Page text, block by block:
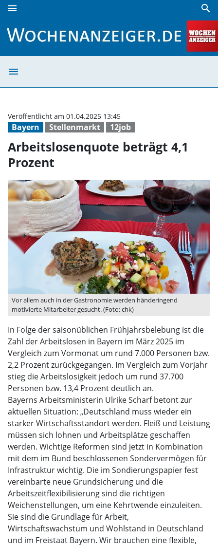
menu search
menu
Bayern Stellenmarkt 12job
Veröffentlicht am 01.04.2025 13:45
Arbeitslosenquote beträgt 4,1
Prozent
Vor allem auch in der Gastronomie werden händeringend
motivierte Mitarbeiter gesucht. (Foto: chk)
In Folge der saisonüblichen Frühjahrsbelebung ist die
Zahl der Arbeitslosen in Bayern im März 2025 im
Vergleich zum Vormonat um rund 7.000 Personen bzw.
2,2 Prozent zurückgegangen. Im Vergleich zum Vorjahr
stieg die Arbeitslosigkeit jedoch um rund 37.700
Personen bzw. 13,4 Prozent deutlich an.
Bayerns Arbeitsministerin Ulrike Scharf betont zur
aktuellen Situation: „Deutschland muss wieder ein
starker Wirtschaftsstandort werden. Fleiß und Leistung
müssen sich lohnen und Arbeitsplätze geschaffen
werden. Wichtige Reformen sind jetzt in Kombination
mit dem im Bund beschlossenen Sondervermögen für
Infrastruktur wichtig. Die im Sondierungspapier fest
vereinbarte neue Grundsicherung und die
Arbeitszeitflexibilisierung sind die richtigen
Weichenstellungen, um eine Kehrtwende einzuleiten.
Sie sind die Grundlage für Arbeit,
Wirtschaftswachstum und Wohlstand in Deutschland
und im Freistaat Bayern. Wir brauchen eine flexible,